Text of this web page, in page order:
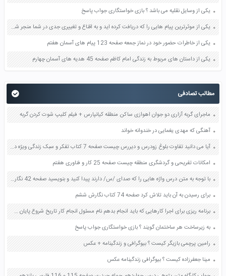
یکی از وسایل نقلیه می باشد ؟ بازی خواستگاری جواب پاسخ
یکی از موثرترین پیام هایی را که دریافت کرده اید و به اقناع و تغییری جدی در شما منجر شده است برسی کنید و علت این تاثیر گذاری قابل توجه را بنویسید صفحه 52 تفکر و سواد رسانه ای دهم
یکی از خاطرات حضور خود در نماز جمعه صفحه 123 پیام های آسمان هفتم
یکی از داستان های مربوط به زندگی امام کاظم صفحه 45 هدیه های آسمان چهارم
مطالب تصادفی
ماجرای گربه آزاری دو جوان اهوازی ساکن منطقه کیانپارس + فیلم کلیپ شوت کردن گربه
آهنگی که مهدی یغمایی در خندوانه خواند
آیا می دانید تفاوت بلوغ زودرس و دیررس چیست صفحه 7 کتاب تفکر و سبک زندگی ویژه دختران
امکانات تفریحی و گردشگری منطقه چیست صفحه 25 کار و فناوری هفتم
با توجه به متن درس واژه هایی را که صدای /س/ دارند پیدا کنید و بنویسید صفحه 42 نگارش فارسی ششم
برای رسیدن به آن باید تلاش کرد صفحه 74 کتاب نگارش ششم
برنامه ریزی برای اجرا کارهایی که باید انجام بدهم نام مسئول انجام کار تاریخ شروع پایان صفحه 26 تفکر و سبک زندگی هفتم
به زیرساخت هر ساختمان گویند ؟ بازی خواستگاری جواب پاسخ
رامین پرچمی بازیگر کیست ؟ بیوگرافی و زندگینامه + عکس
مینا جعفرزاده کیست ؟ بیوگرافی زندگینامه عکس